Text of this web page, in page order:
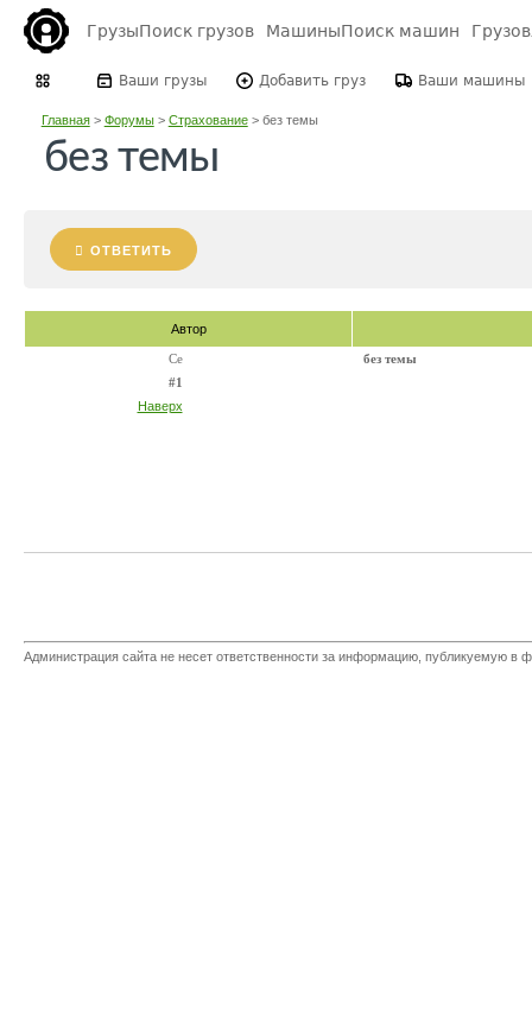
ГрузыПоиск грузов МашиныПоиск машин
Ваши грузы Добавить груз Ваши машины
Главная> Форумы> Страхование> без темы
без темы
ОТВЕТИТЬ
Автор
Се
#1
Наверх
без темы
Администрация сайта не несет ответственности за информацию, публикуемую